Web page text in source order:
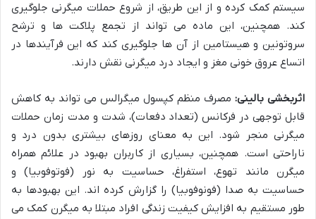
سیستم کمک کرده و از این طریق، از شروع حملات میگرنی جلوگیری
کند. همچنین، این ماده می تواند از تجمع پلاکت ها و ترشح
سروتونین و هیستامین از آن ها جلوگیری کند که این فرآیندها در
اتساع عروق خونی مغز و ایجاد درد میگرنی نقش دارند.
اثربخشی بالینی: مصرف منظم کپسول میگرالس می تواند به کاهش
قابل توجهی در فرکانس (تعداد دفعات)، شدت و مدت زمان حملات
میگرنی منجر شود. این به معنای روزهای بیشتری بدون درد و
ناراحتی است. همچنین، بسیاری از کاربران بهبود در علائم همراه
میگرن مانند تهوع، استفراغ، حساسیت به نور (فوتوفوبیا) و
حساسیت به صدا (فونوفوبیا) را گزارش کرده اند. این بهبودها به
طور مستقیم به افزایش کیفیت زندگی افراد مبتلا به میگرن کمک می